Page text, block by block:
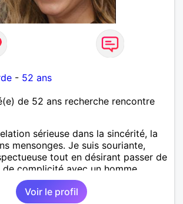
- 52 ans
de 52 ans recherche rencontre
sérieuse dans la sincérité, la
mensonges. Je suis souriante,
tout en désirant passer de
de complicité avec un homme
la même direction que moi.
Voir le profil